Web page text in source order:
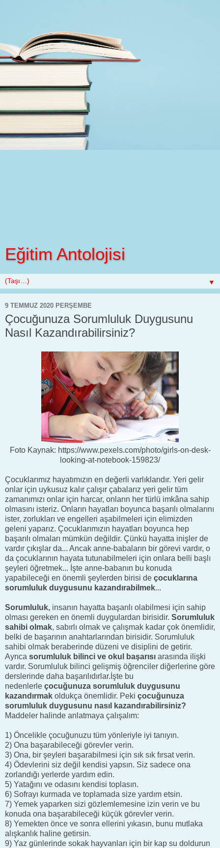
Eğitim Antolojisi
▼
9 TEMMUZ 2020 PERŞEMBE
Çocuğunuza Sorumluluk Duygusunu
Nasıl Kazandırabilirsiniz?
Foto Kaynak: https://www.pexels.com/photo/girls-on-desk-
looking-at-notebook-159823/
Çocuklarımız hayatımızın en değerli varlıklarıdır. Yeri gelir
onlar için uykusuz kalır çalışır çabalarız yeri gelir tüm
zamanımızı onlar için harcar, onların her türlü imkâna sahip
olmasını isteriz. Onların hayatları boyunca başarılı olmalarını
ister, zorlukları ve engelleri aşabilmeleri için elimizden
geleni yaparız. Çocuklarımızın hayatları boyunca hep
başarılı olmaları mümkün değildir. Çünkü hayatta inişler de
vardır çıkışlar da... Ancak anne-babaların bir görevi vardır, o
da çocuklarının hayata tutunabilmeleri için onlara belli başlı
şeyleri öğretmek... İşte anne-babanın bu konuda
yapabileceği en önemli şeylerden birisi de çocuklarına
sorumluluk duygusunu kazandırabilmek...
Sorumluluk, insanın hayatta başarılı olabilmesi için sahip
olması gereken en önemli duygulardan birisidir. Sorumluluk
sahibi olmak, sabırlı olmak ve çalışmak kadar çok önemlidir,
belki de başarının anahtarlarından birisidir. Sorumluluk
sahibi olmak beraberinde düzeni ve disiplini de getirir.
Ayrıca sorumluluk bilinci ve okul başarısı arasında ilişki
vardır. Sorumluluk bilinci gelişmiş öğrenciler diğerlerine göre
derslerinde daha başarılıdırlar.İşte bu
nedenlerle çocuğunuza sorumluluk duygusunu
kazandırmak oldukça önemlidir. Peki çocuğunuza
sorumluluk duygusunu nasıl kazandırabilirsiniz?
Maddeler halinde anlatmaya çalışalım:
1) Öncelikle çocuğunuzu tüm yönleriyle iyi tanıyın.
2) Ona başarabileceği görevler verin.
3) Ona, bir şeyleri başarabilmesi için sık sık fırsat verin.
4) Ödevlerini siz değil kendisi yapsın. Siz sadece ona
zorlandığı yerlerde yardım edin.
5) Yatağını ve odasını kendisi toplasın.
6) Sofrayı kurmada ve toplamada size yardım etsin.
7) Yemek yaparken sizi gözlemlemesine izin verin ve bu
konuda ona başarabileceği küçük görevler verin.
8) Yemekten önce ve sonra ellerini yıkasın, bunu mutlaka
alışkanlık haline getirsin.
9) Yaz günlerinde sokak hayvanları için bir kap su doldurun